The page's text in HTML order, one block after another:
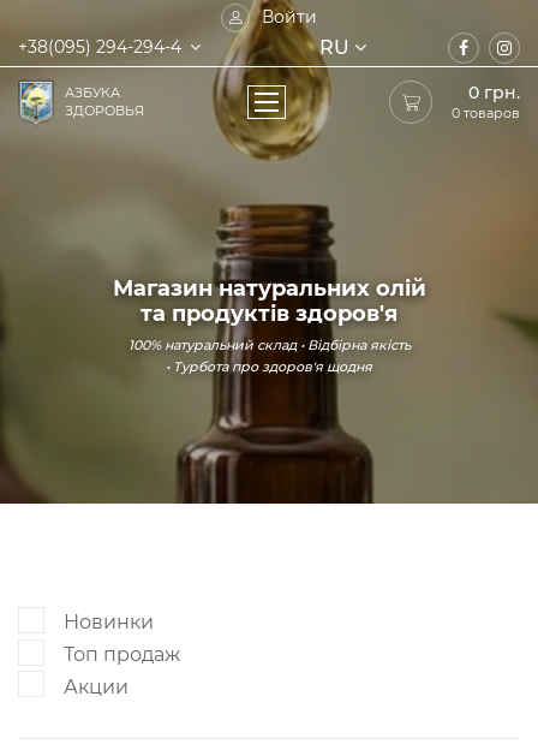
Войти
+38(095) 294-294-4
RU
АЗБУКА
ЗДОРОВЬЯ
0 грн.
0 товаров
Магазин натуральних олій
та продуктів здоров'я
100% натуральний склад • Відбірна якість
• Турбота про здоров'я щодня
Новинки
Топ продаж
Акции